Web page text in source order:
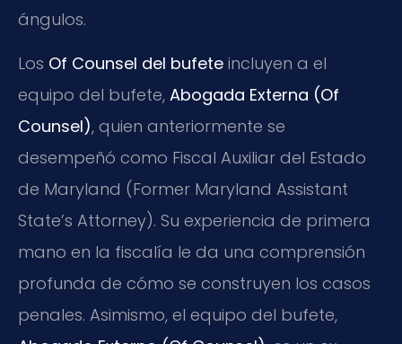
ángulos.
Los Of Counsel del bufete incluyen a el
equipo del bufete, Abogada Externa (Of
Counsel), quien anteriormente se
desempeñó como Fiscal Auxiliar del Estado
de Maryland (Former Maryland Assistant
State’s Attorney). Su experiencia de primera
mano en la fiscalía le da una comprensión
profunda de cómo se construyen los casos
penales. Asimismo, el equipo del bufete,